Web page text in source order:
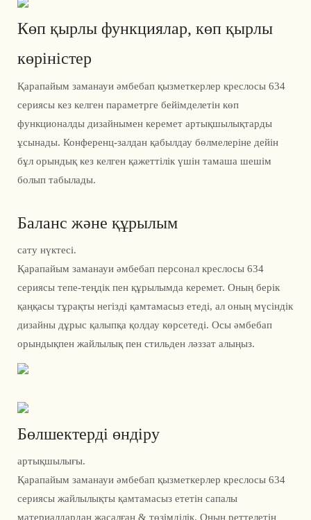
Көп қырлы функциялар, көп қырлы
көріністер
Қарапайым заманауи әмбебап қызметкерлер креслосы 634
сериясы кез келген параметрге бейімделетін көп
функционалды дизайнымен керемет артықшылықтарды
ұсынады. Конференц-залдан қабылдау бөлмелеріне дейін
бұл орындық кез келген қажеттілік үшін тамаша шешім
болып табылады.
Баланс және құрылым
сату нүктесі.
Қарапайым заманауи әмбебап персонал креслосы 634
сериясы тепе-теңдік пен құрылымда керемет. Оның берік
қаңқасы тұрақты негізді қамтамасыз етеді, ал оның мүсіндік
дизайны дұрыс қалыпқа қолдау көрсетеді. Осы әмбебап
орындықпен жайлылық пен стильден ләззат алыңыз.
Бөлшектерді өндіру
артықшылығы.
Қарапайым заманауи әмбебап қызметкерлер креслосы 634
сериясы жайлылықты қамтамасыз ететін сапалы
материалдардан жасалған & төзімділік. Оның реттелетін